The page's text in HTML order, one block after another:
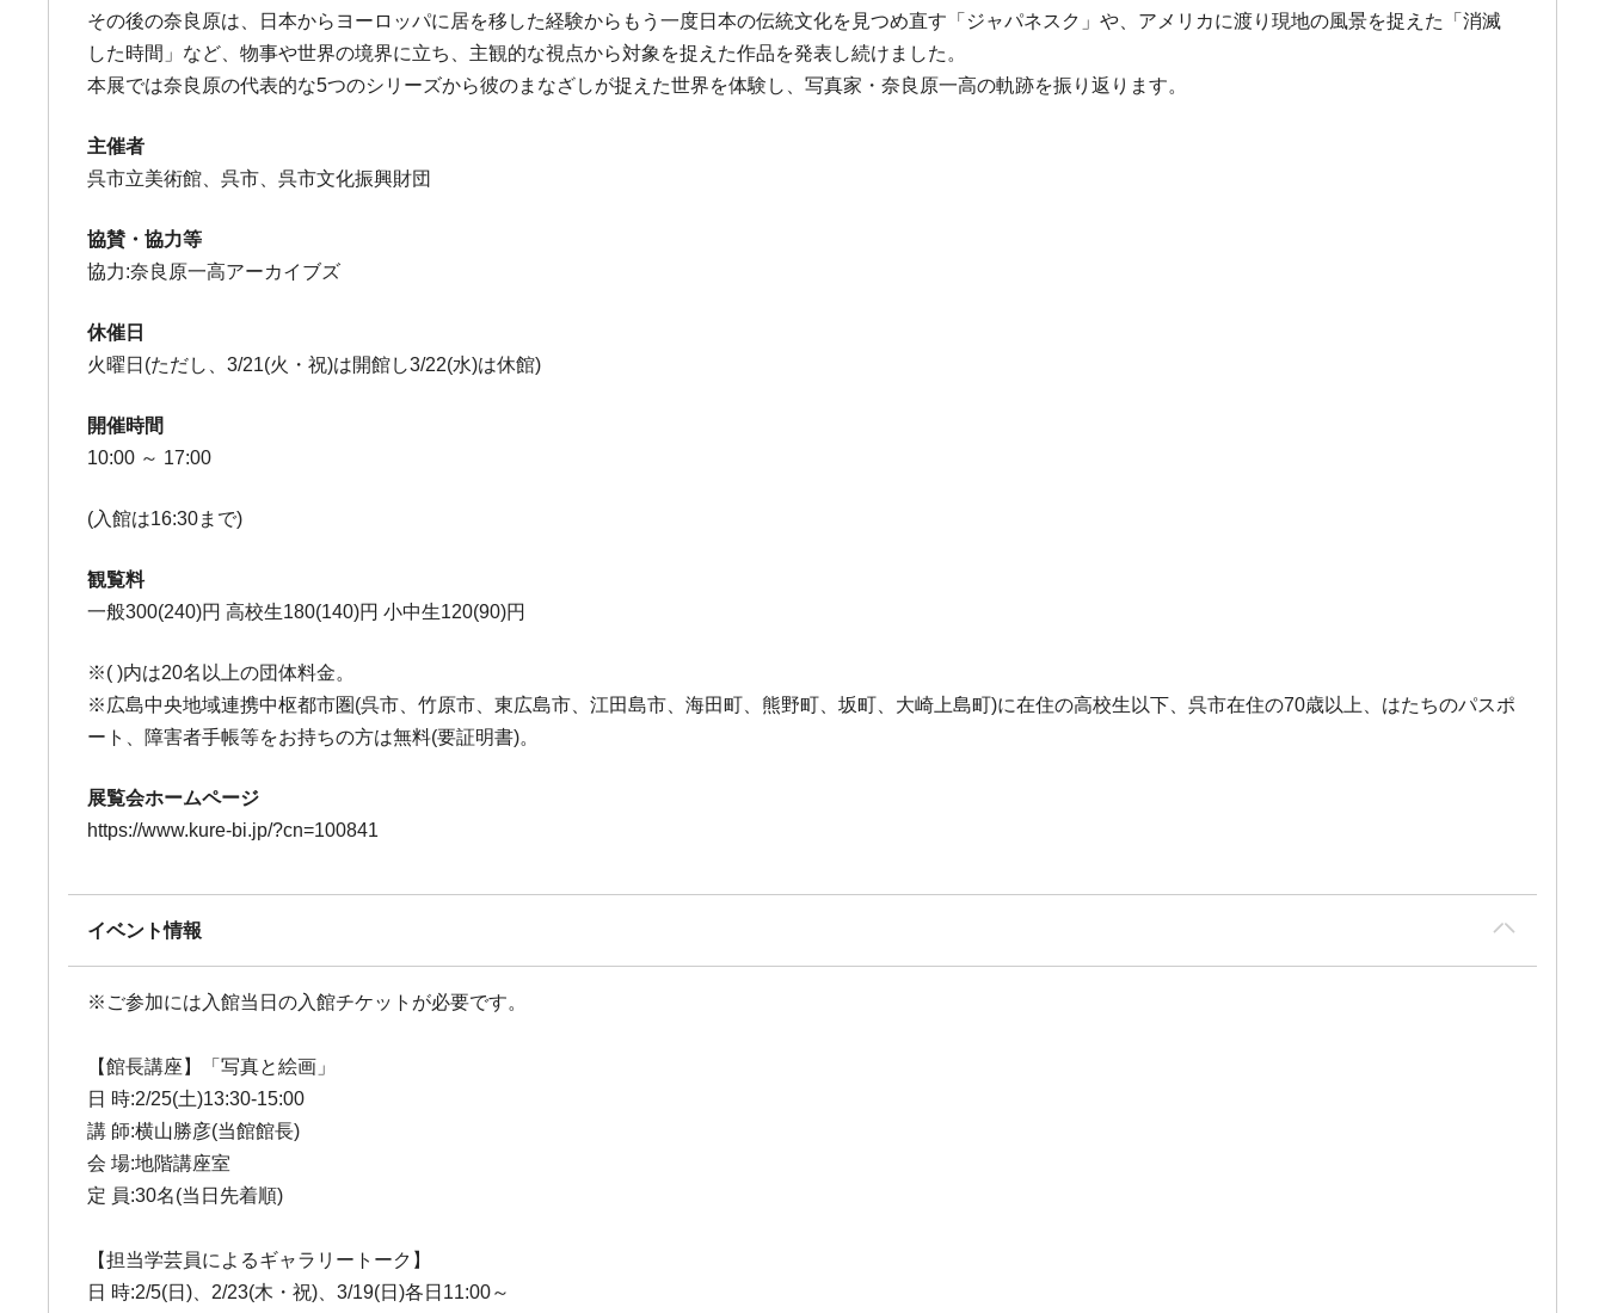
その後の奈良原は、日本からヨーロッパに居を移した経験からもう一度日本の伝統文化を見つめ直す「ジャパネスク」や、アメリカに渡り現地の風景を捉えた「消滅
した時間」など、物事や世界の境界に立ち、主観的な視点から対象を捉えた作品を発表し続けました。
本展では奈良原の代表的な5つのシリーズから彼のまなざしが捉えた世界を体験し、写真家・奈良原一高の軌跡を振り返ります。
主催者
呉市立美術館、呉市、呉市文化振興財団
協賛・協力等
協力:奈良原一高アーカイブズ
休催日
火曜日(ただし、3/21(火・祝)は開館し3/22(水)は休館)
開催時間
10:00 ～ 17:00
(入館は16:30まで)
観覧料
一般300(240)円 高校生180(140)円 小中生120(90)円
※( )内は20名以上の団体料金。
※広島中央地域連携中枢都市圏(呉市、竹原市、東広島市、江田島市、海田町、熊野町、坂町、大崎上島町)に在住の高校生以下、呉市在住の70歳以上、はたちのパスポ
ート、障害者手帳等をお持ちの方は無料(要証明書)。
展覧会ホームページ
https://www.kure-bi.jp/?cn=100841
イベント情報
※ご参加には入館当日の入館チケットが必要です。
【館長講座】「写真と絵画」
日 時:2/25(土)13:30-15:00
講 師:横山勝彦(当館館長)
会 場:地階講座室
定 員:30名(当日先着順)
【担当学芸員によるギャラリートーク】
日 時:2/5(日)、2/23(木・祝)、3/19(日)各日11:00～